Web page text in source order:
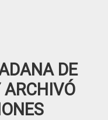
DE
ARCHIVÓ